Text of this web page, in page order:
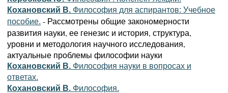
Кохановский В. Философия для аспирантов: Учебное
пособие. - Рассмотрены общие закономерности
развития науки, ее генезис и история, структура,
уровни и методология научного исследования,
актуальные проблемы философии науки
Кохановский В. Философия науки в вопросах и
ответах.
Кохановский В. Философия.